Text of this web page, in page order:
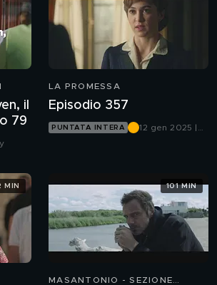
il
79
LA PROMESSA
Episodio 357
PUNTATA INTERA
12 gen 2025 |
MIN
MASANTONIO - SEZIONE
101 MIN